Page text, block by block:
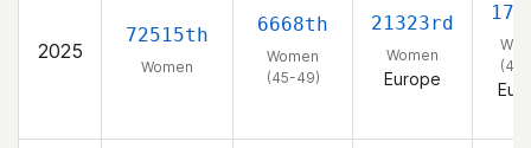
2025
72515th
Women
6668th
Women
(45-49)
21323rd
Women
Europe